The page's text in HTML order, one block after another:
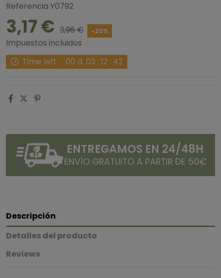
Referencia Y0792
3,17 € 3,96 € -20%
Impuestos incluidos
Time left
00 d. 03 : 12: 41
ENTREGAMOS EN 24/48H
ENVÍO GRATUITO A PARTIR DE 50€
Descripción
Detalles del producto
Reviews